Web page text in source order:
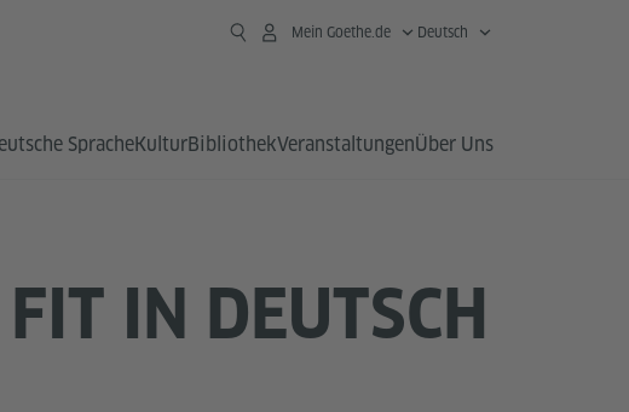
Mein Goethe.de Deutsch
SpracheKulturBibliothekVeranstaltungenÜber Uns
IN DEUTSCH